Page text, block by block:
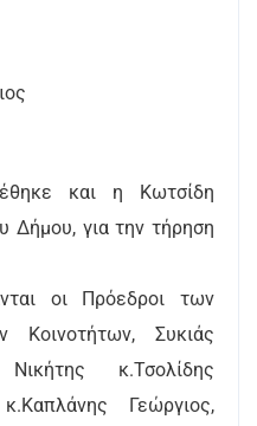
και η Κωτσίδη
Δήμου, για την τήρηση
οι Πρόεδροι των
Κοινοτήτων, Συκιάς
κ.Τσολίδης
Γεώργιος,